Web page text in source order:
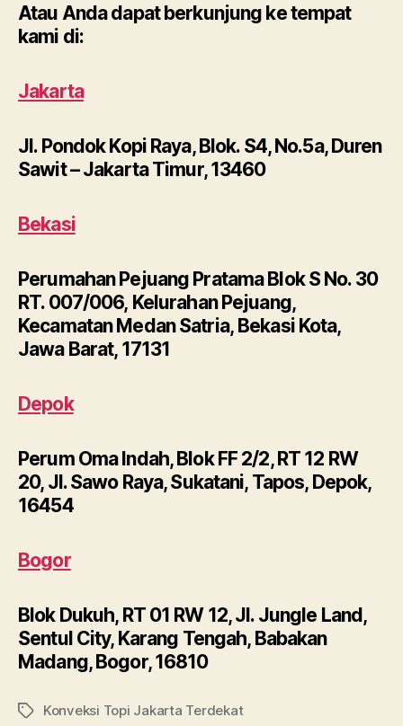
Atau Anda dapat berkunjung ke tempat
kami di:
Jakarta
Jl. Pondok Kopi Raya, Blok. S4, No.5a, Duren
Sawit – Jakarta Timur, 13460
Bekasi
Perumahan Pejuang Pratama Blok S No. 30
RT. 007/006, Kelurahan Pejuang,
Kecamatan Medan Satria, Bekasi Kota,
Jawa Barat, 17131
Depok
Perum Oma Indah, Blok FF 2/2, RT 12 RW
20, Jl. Sawo Raya, Sukatani, Tapos, Depok,
16454
Bogor
Blok Dukuh, RT 01 RW 12, Jl. Jungle Land,
Sentul City, Karang Tengah, Babakan
Madang, Bogor, 16810
TagsKonveksi Topi Jakarta Terdekat